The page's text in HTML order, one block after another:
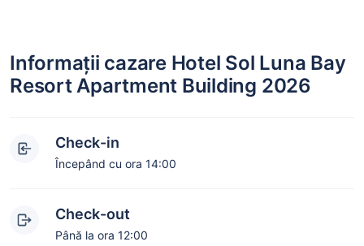
Informații cazare Hotel Sol Luna Bay
Resort Apartment Building 2026
Check-in
Începând cu ora 14:00
Check-out
Până la ora 12:00